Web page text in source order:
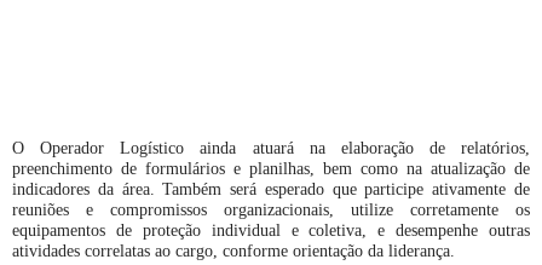
O Operador Logístico ainda atuará na elaboração de relatórios,
preenchimento de formulários e planilhas, bem como na atualização de
indicadores da área. Também será esperado que participe ativamente de
reuniões e compromissos organizacionais, utilize corretamente os
equipamentos de proteção individual e coletiva, e desempenhe outras
atividades correlatas ao cargo, conforme orientação da liderança.